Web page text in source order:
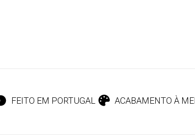
FEITO EM PORTUGAL ACABAMENTO À